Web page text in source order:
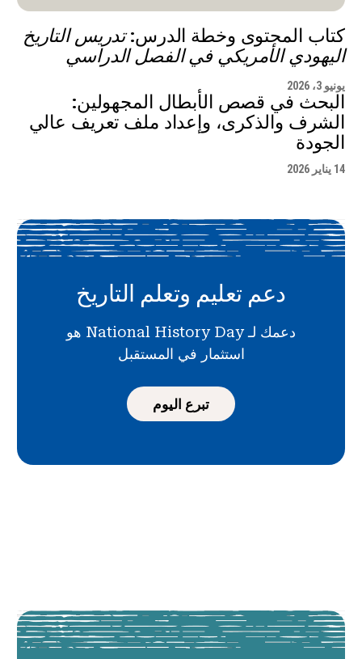
كتاب المحتوى وخطة الدرس:تدريس التاريخ
اليهودي الأمريكي في الفصل الدراسي
يونيو 3، 2026
البحث في قصص الأبطال المجهولين:
الشرف والذكرى، وإعداد ملف تعريف عالي
الجودة
14 يناير 2026
دعم تعليم وتعلم التاريخ
دعمك لـ National History Day هو
استثمار في المستقبل
تبرع اليوم